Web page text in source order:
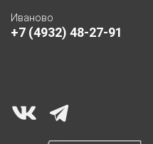
Иваново
+7 (4932) 48-27-91